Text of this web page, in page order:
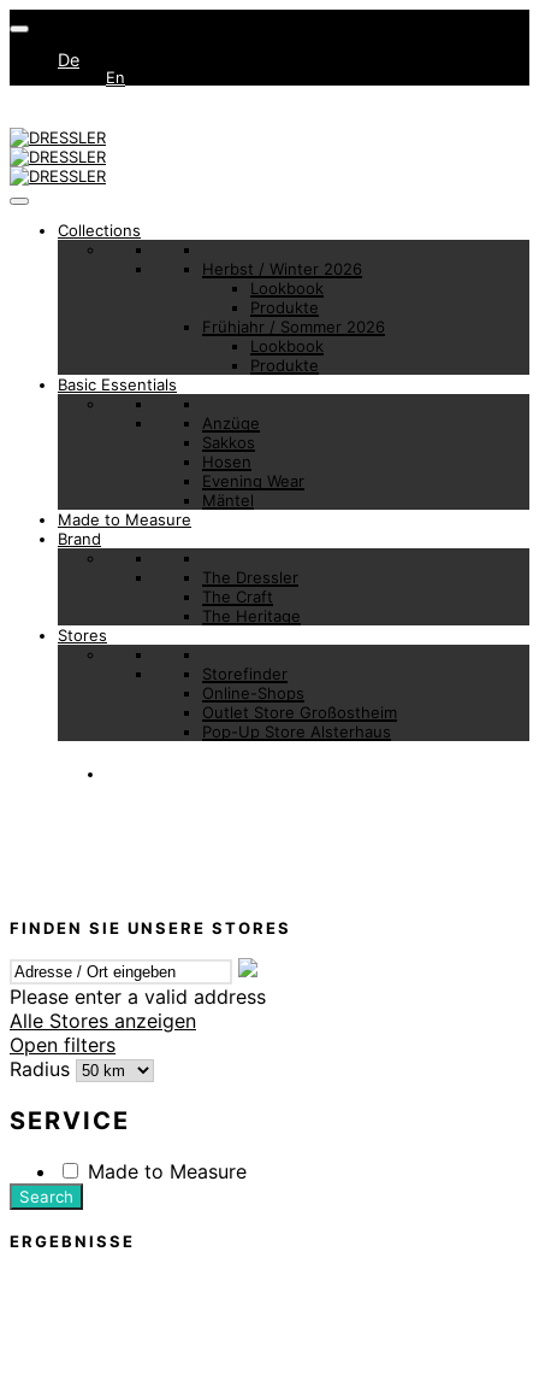
De
En
Collections
Herbst / Winter 2026
Lookbook
Produkte
Frühjahr / Sommer 2026
Lookbook
Produkte
Basic Essentials
Anzüge
Sakkos
Hosen
Evening Wear
Mäntel
Made to Measure
Brand
The Dressler
The Craft
The Heritage
Stores
Storefinder
Online-Shops
Outlet Store Großostheim
Pop-Up Store Alsterhaus
FINDEN SIE UNSERE STORES
Please enter a valid address
Alle Stores anzeigen
Open filters
Radius
SERVICE
Made to Measure
Search
ERGEBNISSE